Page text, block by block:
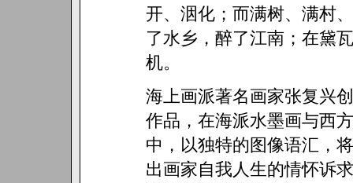
开、洇化；而满树、满村
了水乡，醉了江南；在黛
机。
海上画派著名画家张复兴
作品，在海派水墨画与西
中，以独特的图像语汇，
出画家自我人生的情怀诉